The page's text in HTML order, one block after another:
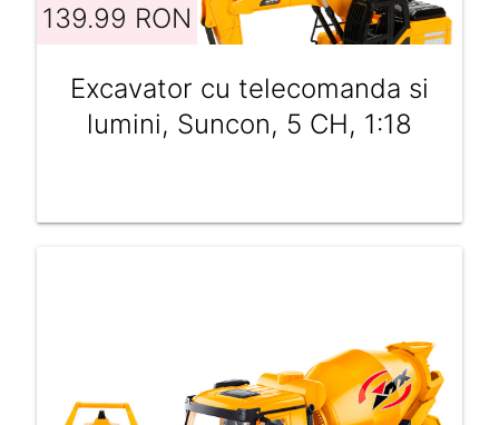
139.99 RON
Excavator cu telecomanda si
lumini, Suncon, 5 CH, 1:18